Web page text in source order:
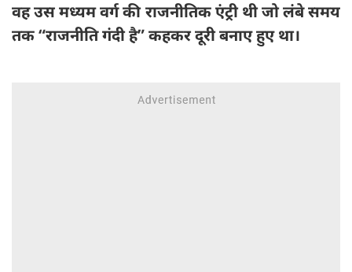
वह उस मध्यम वर्ग की राजनीतिक एंट्री थी जो लंबे समय
तक“राजनीति गंदी है”कहकर दूरी बनाए हुए था।